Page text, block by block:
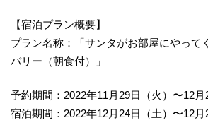
【宿泊プラン概要】
プラン名称：「サンタがお部屋にやって
バリー（朝食付）」
予約期間：2022年11月29日（火）〜12月
宿泊期間：2022年12月24日（土）〜12月